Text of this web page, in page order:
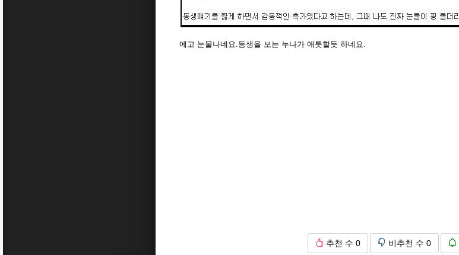
에고 눈물나네요.동생을 보는 누나가 애틋할듯 하네요.
추천 수 0 비추천 수 0